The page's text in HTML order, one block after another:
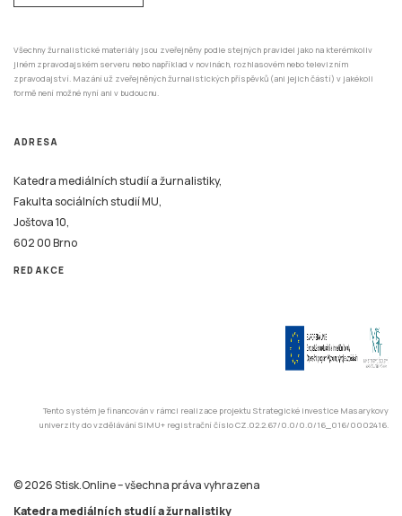
Všechny žurnalistické materiály jsou zveřejněny podle stejných pravidel jako na kterémkoliv
jiném zpravodajském serveru nebo například v novinách, rozhlasovém nebo televizním
zpravodajství. Mazání už zveřejněných žurnalistických příspěvků (ani jejich částí) v jakékoli
formě není možné nyní ani v budoucnu.
ADRESA
Katedra mediálních studií a žurnalistiky,
Fakulta sociálních studií MU,
Joštova 10,
602 00 Brno
REDAKCE
Tento systém je financován v rámci realizace projektu Strategické investice Masarykovy
univerzity do vzdělávání SIMU+ registrační číslo CZ.02.2.67/0.0/0.0/16_016/0002416.
© 2026 Stisk.Online – všechna práva vyhrazena
Katedra mediálních studií a žurnalistiky